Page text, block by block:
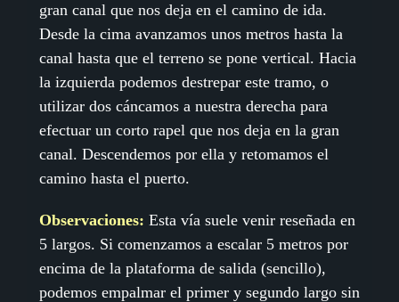
gran canal que nos deja en el camino de ida.
Desde la cima avanzamos unos metros hasta la
canal hasta que el terreno se pone vertical. Hacia
la izquierda podemos destrepar este tramo, o
utilizar dos cáncamos a nuestra derecha para
efectuar un corto rapel que nos deja en la gran
canal. Descendemos por ella y retomamos el
camino hasta el puerto.
Observaciones: Esta vía suele venir reseñada en
5 largos. Si comenzamos a escalar 5 metros por
encima de la plataforma de salida (sencillo),
podemos empalmar el primer y segundo largo sin